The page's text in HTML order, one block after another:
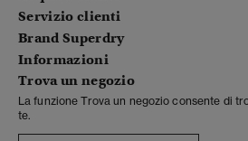
Servizio clienti
Brand Superdry
Informazioni
Trova un negozio
La funzione Trova un negozio consente di
te.